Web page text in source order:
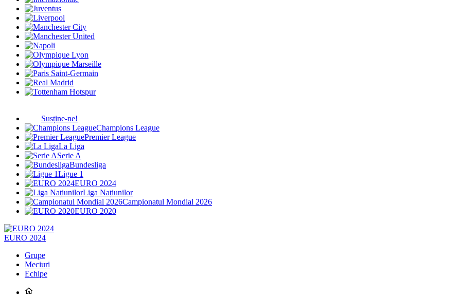
Susține-ne!
Champions League
Premier League
La Liga
Serie A
Bundesliga
Ligue 1
EURO 2024
Liga Națiunilor
Campionatul Mondial 2026
EURO 2020
EURO 2024
Grupe
Meciuri
Echipe